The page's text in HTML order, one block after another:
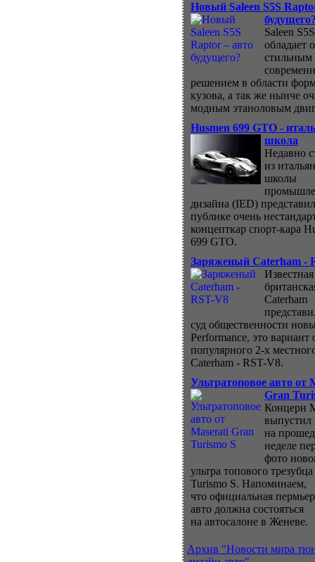
Новый Saleen S5S
Saleen
обладает
стильным
решением в области
кузова, а так же нынче
модным этаноловым
Husmen 699 GTO -
школа
Недавно
из
школы
дизайна (IED)
публике очень
концепткар спорт-кара
699 GTO.
Заряженый Caterham -
Известная
Caterham
суд общественности
Performance, это вариант
популярного 2-х
Caterham - RST-V8.
Ультратоповое авто от
Gran
Концерн
выпустил
на
неделе
фото
ультра топового
Turismo S. Напоминаем,
что официальная
авто должна состояться
на автосалоне в Женеве.
Архив "Новости мира